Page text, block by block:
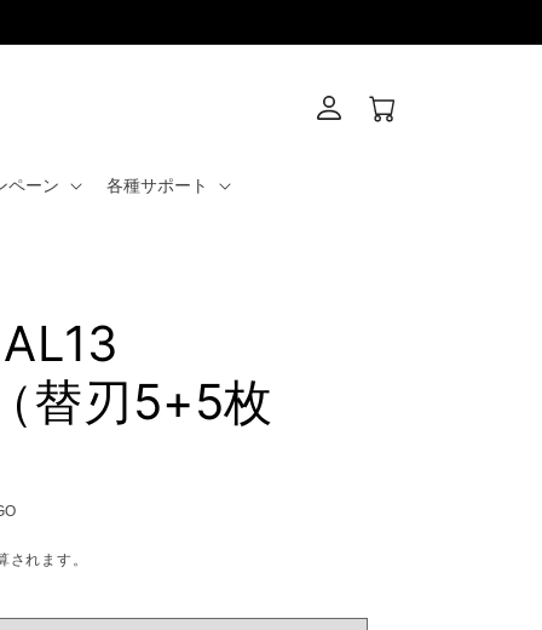
ペーン 各種サポート
カ
ー
ト
替刃5+5枚
されます。